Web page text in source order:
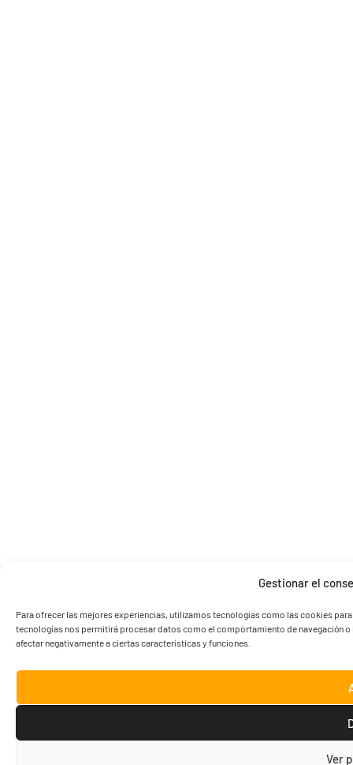
Gestionar el
Para ofrecer las mejores experiencias, utilizamos tecnologías como las cookies
tecnologías nos permitirá procesar datos como el comportamiento de navegación
afectar negativamente a ciertas características y funciones.
Ver